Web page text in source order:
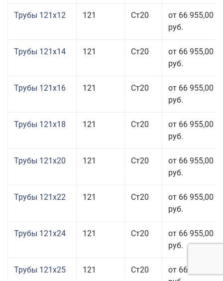
Трубы 121x12 121 Ст20
от 66 955,00
руб.
Трубы 121x14 121 Ст20
от 66 955,00
руб.
Трубы 121x16 121 Ст20
от 66 955,00
руб.
Трубы 121x18 121 Ст20
от 66 955,00
руб.
Трубы 121x20 121 Ст20
от 66 955,00
руб.
Трубы 121x22 121 Ст20
от 66 955,00
руб.
Трубы 121x24 121 Ст20
от 66 955,00
руб.
Трубы 121x25 121 Ст20
от 66 955,00